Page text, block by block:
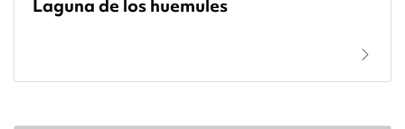
Laguna de los huemules